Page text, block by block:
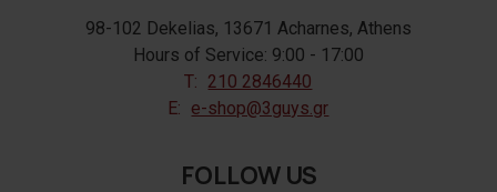
98-102 Dekelias, 13671 Acharnes, Athens
Hours of Service: 9:00 - 17:00
T: 210 2846440
E: e-shop@3guys.gr
FOLLOW US